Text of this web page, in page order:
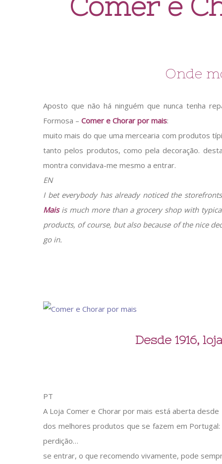
Comer e
Onde
Aposto que não há ninguém que nunca tenha
Formosa – Comer e Chorar por mais:
muito mais do que uma mercearia com produtos
tanto pelos produtos, como pela decoração.
montra convidava-me mesmo a entrar.
EN
I bet everybody has already noticed the
Maisis much more than a grocery shop with
products, of course, but also because of the nice
go in.
Desde 1916,
PT
A Loja Comer e Chorar por mais está aberta
dos melhores produtos que se fazem em
perdição…
se entrar, o que recomendo vivamente, pode